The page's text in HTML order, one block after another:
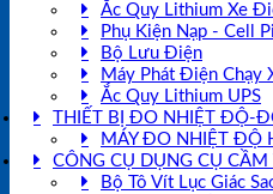
Ắc Quy Lithium Xe
Phụ Kiện Nạp - Cell
Bộ Lưu Điện
Máy Phát Điện Chạy
Ắc Quy Lithium UPS
THIẾT BỊ ĐO NHIỆT ĐỘ-
MÁY ĐO NHIỆT ĐỘ
CÔNG CỤ DỤNG CỤ CẦM
Bộ Tô Vít Lục Giác